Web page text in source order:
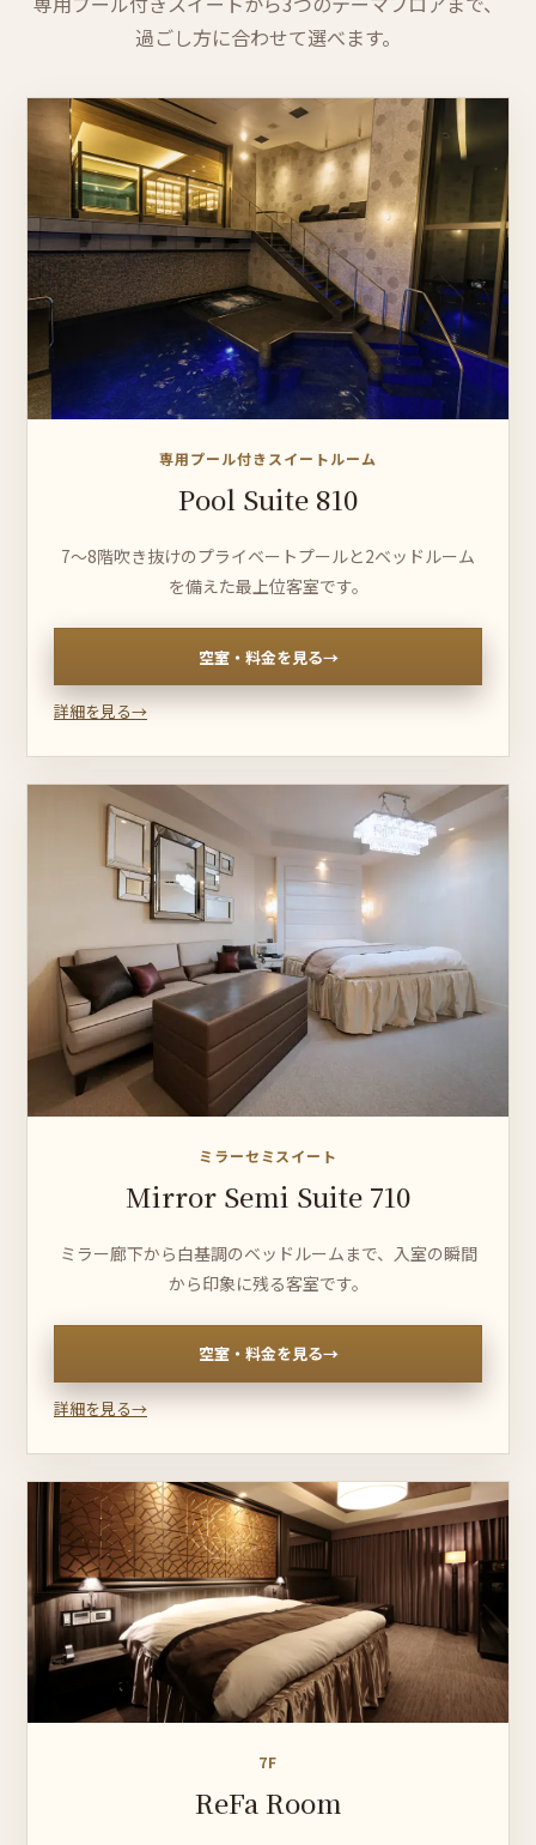
過ごし方に合わせて選べます。
専用プール付きスイートルーム
Pool Suite 810
7〜8階吹き抜けのプライベートプールと2ベッドルーム
を備えた最上位客室です。
空室・料金を見る→
詳細を見る→
ミラーセミスイート
Mirror Semi Suite 710
ミラー廊下から白基調のベッドルームまで、入室の瞬間
から印象に残る客室です。
空室・料金を見る→
詳細を見る→
7F
ReFa Room